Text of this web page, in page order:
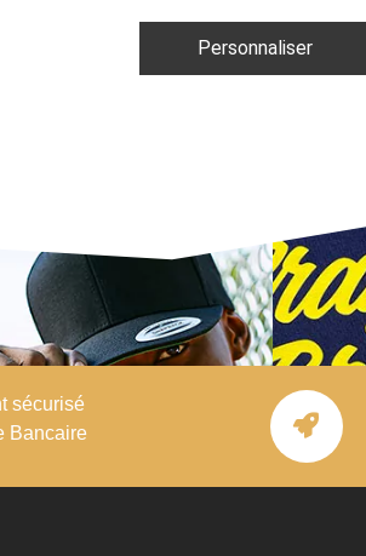
Personnaliser
sécurisé
Bancaire